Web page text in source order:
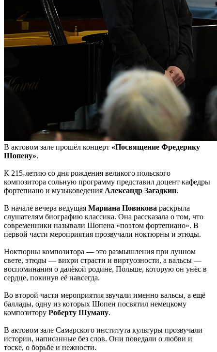
В актовом зале прошёл концерт «Посвящение Фредерику
Шопену».
К 215-летию со дня рождения великого польского
композитора сольную программу представил доцент кафедры
фортепиано и музыковедения Александр Загадкин.
В начале вечера ведущая Мариана Новикова раскрыла
слушателям биографию классика. Она рассказала о том, что
современники называли Шопена «поэтом фортепиано». В
первой части мероприятия прозвучали ноктюрны и этюды.
Ноктюрны композитора — это размышления при лунном
свете, этюды — вихри страсти и виртуозности, а вальсы —
воспоминания о далёкой родине, Польше, которую он унёс в
сердце, покинув её навсегда.
Во второй части мероприятия звучали именно вальсы, а ещё
баллады, одну из которых Шопен посвятил немецкому
композитору Роберту Шуману.
В актовом зале Самарского института культуры прозвучали
истории, написанные без слов. Они поведали о любви и
тоске, о борьбе и нежности.